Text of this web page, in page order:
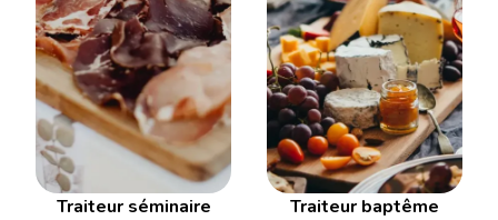
Traiteur séminaire Traiteur baptême